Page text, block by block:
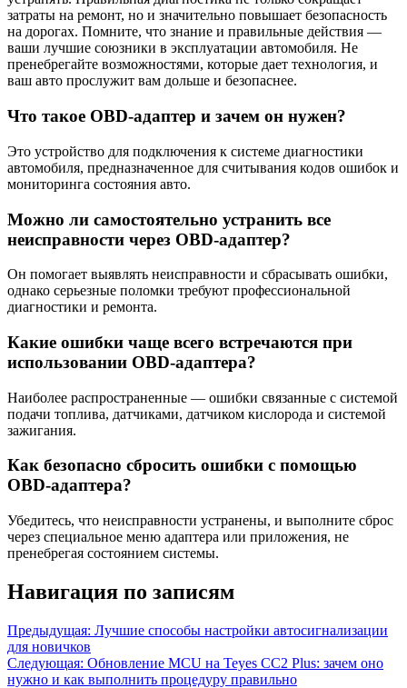
затраты на ремонт, но и значительно повышает безопасность
на дорогах. Помните, что знание и правильные действия —
ваши лучшие союзники в эксплуатации автомобиля. Не
пренебрегайте возможностями, которые дает технология, и
ваш авто прослужит вам дольше и безопаснее.
Что такое OBD-адаптер и зачем он нужен?
Это устройство для подключения к системе диагностики
автомобиля, предназначенное для считывания кодов ошибок и
мониторинга состояния авто.
Можно ли самостоятельно устранить все
неисправности через OBD-адаптер?
Он помогает выявлять неисправности и сбрасывать ошибки,
однако серьезные поломки требуют профессиональной
диагностики и ремонта.
Какие ошибки чаще всего встречаются при
использовании OBD-адаптера?
Наиболее распространенные — ошибки связанные с системой
подачи топлива, датчиками, датчиком кислорода и системой
зажигания.
Как безопасно сбросить ошибки с помощью
OBD-адаптера?
Убедитесь, что неисправности устранены, и выполните сброс
через специальное меню адаптера или приложения, не
пренебрегая состоянием системы.
Навигация по записям
Предыдущая: Лучшие способы настройки автосигнализации
для новичков
Следующая: Обновление MCU на Teyes CC2 Plus: зачем оно
нужно и как выполнить процедуру правильно